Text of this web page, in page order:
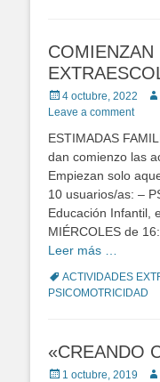
COMIENZAN
Posted
on
4 octubre, 2022
Leave a comment
ESTIMADAS
dan comienzo las
Empiezan solo
10 usuarios/as: –
Educación Infantil,
MIÉRCOLES de
Leer más …
TagsACTIVIDADES
PSICOMOTRICIDAD
«CREANDO
Posted
1 octubre, 2019